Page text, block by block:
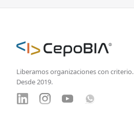
Liberamos organizaciones con criterio.
Desde 2019.